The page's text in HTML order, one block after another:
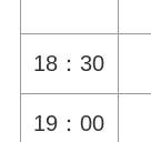
18：30
19：00